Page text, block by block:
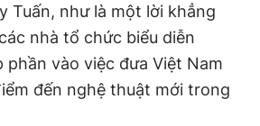
Tuấn, như là một lời khẳng
nhà tổ chức biểu diễn
vào việc đưa Việt Nam
đến nghệ thuật mới trong